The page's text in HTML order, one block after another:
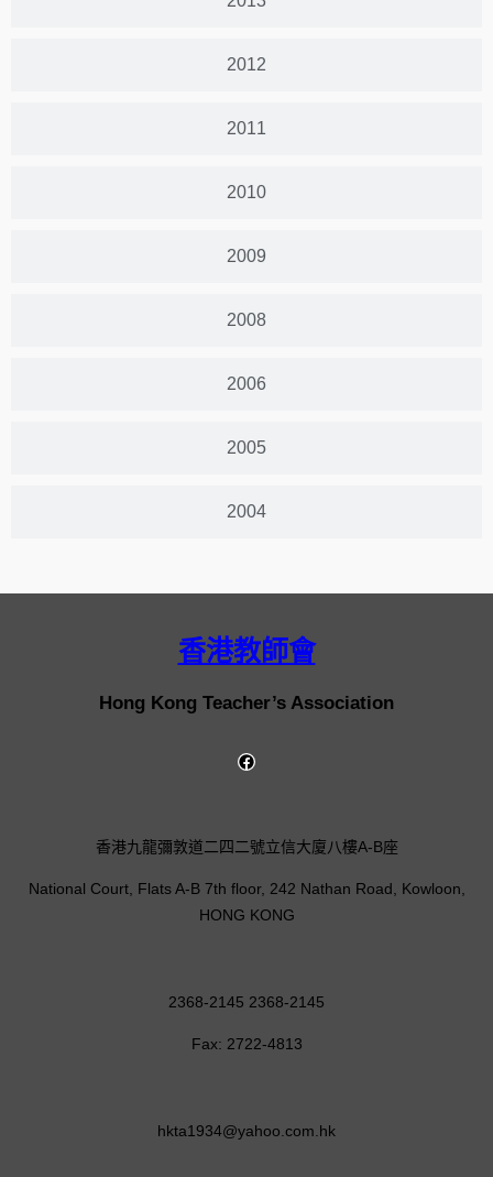
2012
2011
2010
2009
2008
2006
2005
2004
香港教師會
Hong Kong Teacher’s Association
香港九龍彌敦道二四二號立信大廈八樓A-B座
National Court, Flats A-B 7th floor, 242 Nathan Road, Kowloon,
HONG KONG
2368-2145 2368-2145
Fax: 2722-4813
hkta1934@yahoo.com.hk